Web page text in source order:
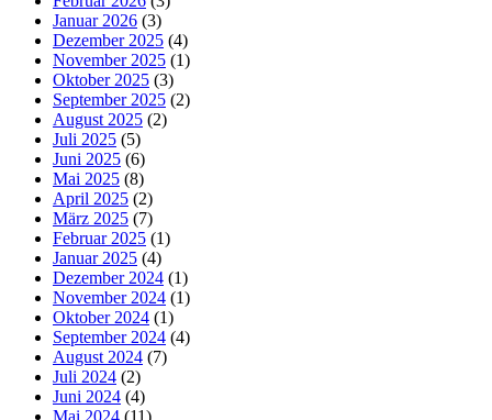
Januar 2026 (3)
Dezember 2025 (4)
November 2025 (1)
Oktober 2025 (3)
September 2025 (2)
August 2025 (2)
Juli 2025 (5)
Juni 2025 (6)
Mai 2025 (8)
April 2025 (2)
März 2025 (7)
Februar 2025 (1)
Januar 2025 (4)
Dezember 2024 (1)
November 2024 (1)
Oktober 2024 (1)
September 2024 (4)
August 2024 (7)
Juli 2024 (2)
Juni 2024 (4)